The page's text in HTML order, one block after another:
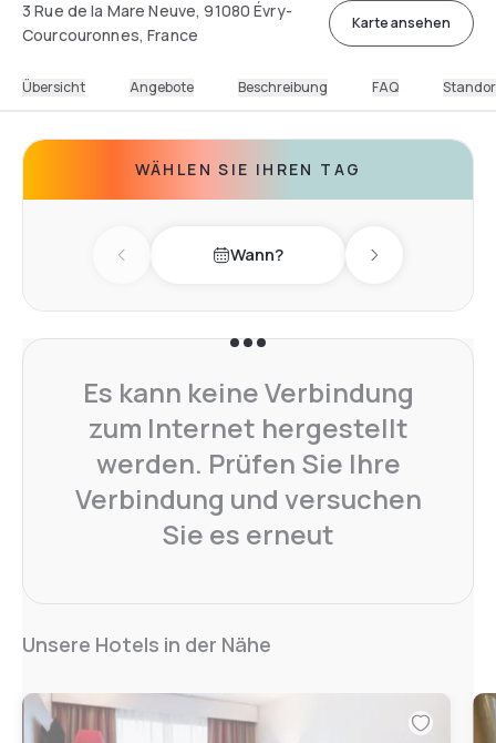
3 Rue de la Mare Neuve, 91080 Évry-
Courcouronnes, France
Karte ansehen
Übersicht Angebote Beschreibung FAQ
WÄHLEN SIE IHREN TAG
Previous day Wann? Next day
Es kann keine Verbindung
zum Internet hergestellt
werden. Prüfen Sie Ihre
Verbindung und versuchen
Sie es erneut
Unsere Hotels in der Nähe